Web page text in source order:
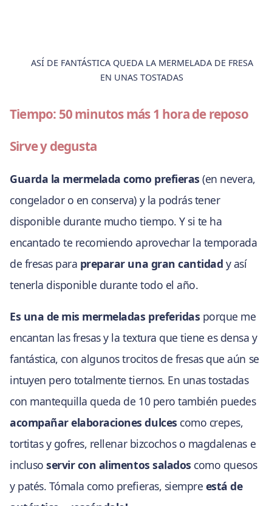
ASÍ DE FANTÁSTICA QUEDA LA MERMELADA DE FRESA
EN UNAS TOSTADAS
Tiempo: 50 minutos más 1 hora de reposo
Sirve y degusta
Guarda la mermelada como prefieras (en nevera,
congelador o en conserva) y la podrás tener
disponible durante mucho tiempo. Y si te ha
encantado te recomiendo aprovechar la temporada
de fresas para preparar una gran cantidad y así
tenerla disponible durante todo el año.
Es una de mis mermeladas preferidas porque me
encantan las fresas y la textura que tiene es densa y
fantástica, con algunos trocitos de fresas que aún se
intuyen pero totalmente tiernos. En unas tostadas
con mantequilla queda de 10 pero también puedes
acompañar elaboraciones dulces como crepes,
tortitas y gofres, rellenar bizcochos o magdalenas e
inclusoservir con alimentos salados como quesos
y patés. Tómala como prefieras, siempre está de